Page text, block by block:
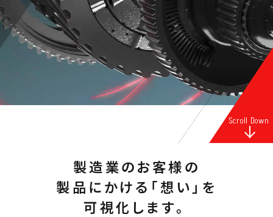
Scroll Down
製造業のお客様の
製品にかける「想い」を
可視化します。